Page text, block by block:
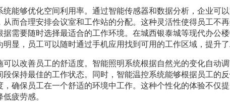
统能够优化空间利用率。通过智能传感器和数据分析，企业可
从而合理安排会议室和工作站的分配。这种灵活性使得员工不
据需要随时选择最适合的工作环境。在城西银泰城等现代办公
显，员工可以随时通过手机应用找到可用的工作区域，提升了
可以改善员工的舒适度。智能照明系统根据自然光的变化自动
段保持最佳的工作状态。同时，智能温控系统能够根据员工的
，确保员工在一个舒适的环境中工作。这种个性化的体验不仅
疲劳感。